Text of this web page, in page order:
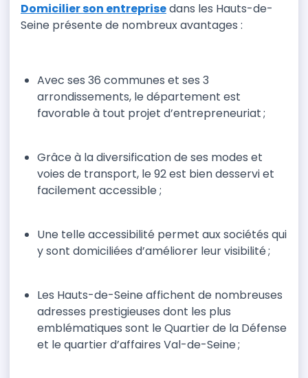
Domicilier son entreprisedans les Hauts-de-
Seine présente de nombreuxavantages :
Avec ses 36 communes et ses 3
arrondissements, le département est
favorable à tout projet d’entrepreneuriat ;
Grâce à la diversificationde ses modes et
voies de transport, le 92 est bien desservi et
facilement accessible ;
Une telle accessibilité permet aux sociétés qui
y sont domiciliées d’améliorer leurvisibilité ;
Les Hauts-de-Seine affichent de nombreuses
adresses prestigieuses dont les plus
emblématiques sont le Quartier de la Défense
et le quartier d’affaires Val-de-Seine ;